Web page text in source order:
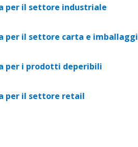
per il settore industriale
per il settore carta e imballaggi
per i prodotti deperibili
per il settore retail